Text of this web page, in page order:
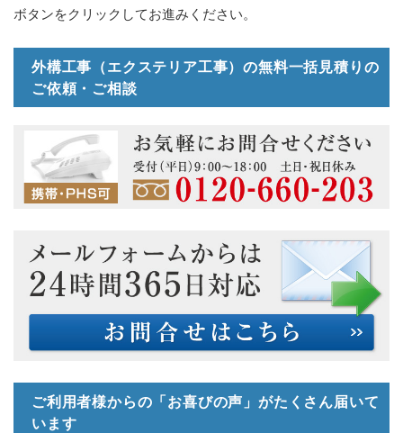
ボタンをクリックしてお進みください。
外構工事（エクステリア工事）の無料一括見積りの
ご依頼・ご相談
ご利用者様からの「お喜びの声」がたくさん届いて
います